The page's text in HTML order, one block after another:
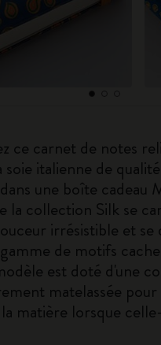
ce carnet de notes
soie italienne de
une boîte cadeau
la collection Silk se
irrésistible et se
de motifs
est doté d'une
matelassée
matière lorsque